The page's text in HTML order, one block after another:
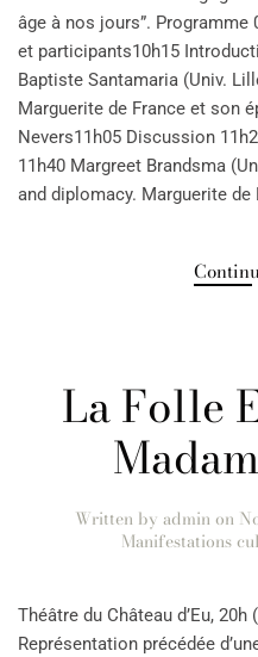
âge à nos jours”.
et participants10h15
Baptiste Santamaria (Univ.
Marguerite de France et son
Nevers11h05 Discussion
11h40 Margreet Brandsma
and diplomacy. Marguerite de
La Folle
Written by admin on
Manifestations
Théâtre du Château d’Eu,
Représentation précédée